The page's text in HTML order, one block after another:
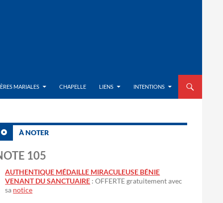
MARIALES
CHAPELLE LIENS INTENTIONS
À NOTER
105
AUTHENTIQUE MÉDAILLE MIRACULEUSE BÉNIE
VENANT DU SANCTUAIRE : OFFERTE gratuitement avec
sa notice